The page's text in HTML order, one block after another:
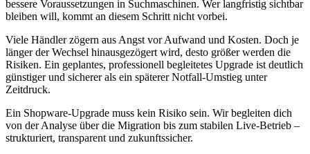
bessere Voraussetzungen in Suchmaschinen. Wer langfristig sichtbar
bleiben will, kommt an diesem Schritt nicht vorbei.
Viele Händler zögern aus Angst vor Aufwand und Kosten. Doch je
länger der Wechsel hinausgezögert wird, desto größer werden die
Risiken. Ein geplantes, professionell begleitetes Upgrade ist deutlich
günstiger und sicherer als ein späterer Notfall-Umstieg unter
Zeitdruck.
Ein Shopware-Upgrade muss kein Risiko sein. Wir begleiten dich
von der Analyse über die Migration bis zum stabilen Live-Betrieb –
strukturiert, transparent und zukunftssicher.